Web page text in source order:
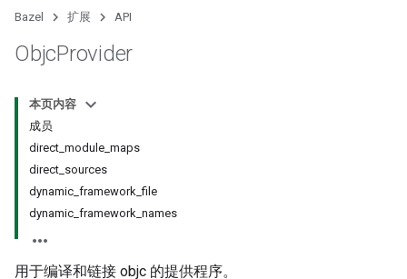
Bazel 扩展 API
ObjcProvider
本页内容
成员
direct_module_maps
direct_sources
dynamic_framework_file
dynamic_framework_names
用于编译和链接 objc 的提供程序。